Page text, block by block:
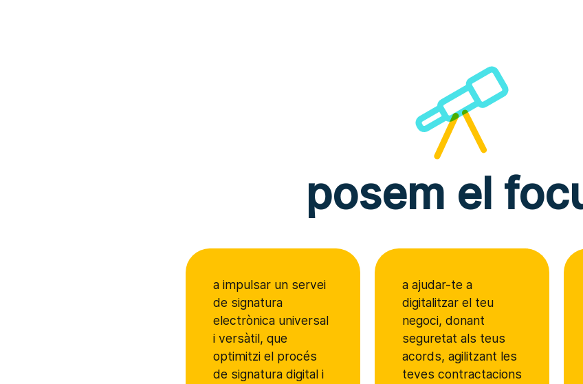
posem el
a impulsar un servei
de signatura
electrònica universal
i versàtil, que
optimitzi el procés
de signatura digital i
a ajudar-te a
digitalitzar el teu
negoci, donant
seguretat als teus
acords, agilitzant les
teves contractacions